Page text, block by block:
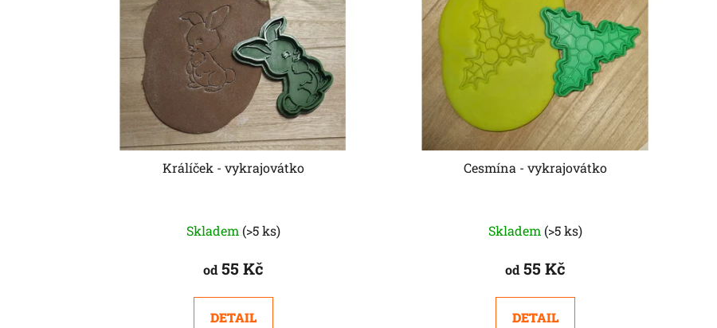
Králíček - vykrajovátko
Skladem (>5 ks)
od55 Kč
DETAIL
Cesmína - vykrajovátko
Skladem (>5 ks)
od55 Kč
DETAIL